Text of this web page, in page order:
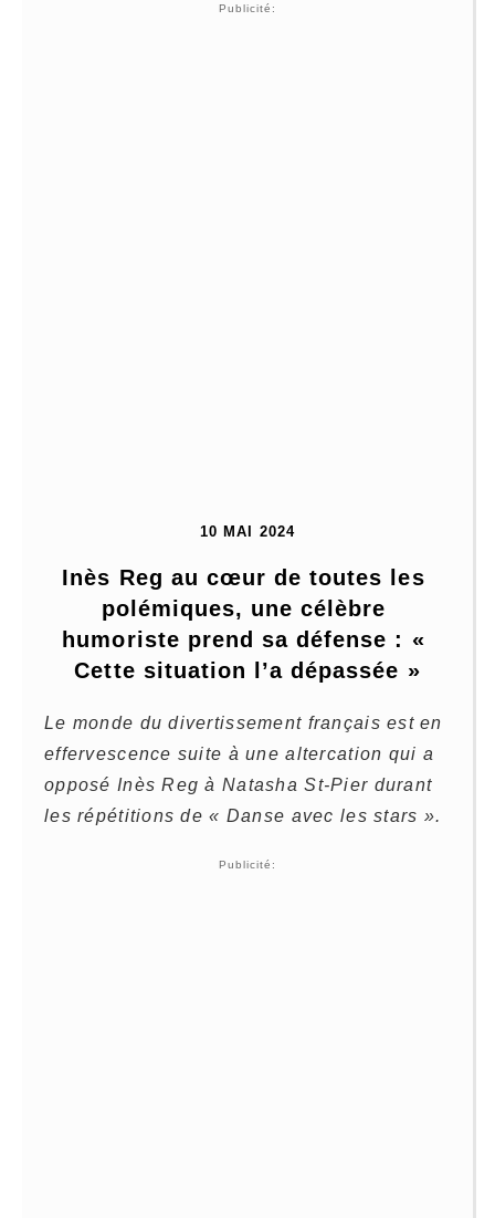
Publicité:
10 MAI 2024
Inès Reg au cœur de toutes les
polémiques, une célèbre
humoriste prend sa défense : «
Cette situation l’a dépassée »
Le monde du divertissement français est en
effervescence suite à une altercation qui a
opposé Inès Reg à Natasha St-Pier durant
les répétitions de « Danse avec les stars ».
Publicité: